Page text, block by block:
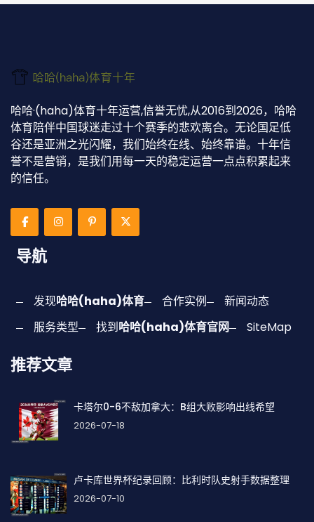
哈哈·(haha)体育十年运营,信誉无忧,从2016到2026，哈哈
体育陪伴中国球迷走过十个赛季的悲欢离合。无论国足低
谷还是亚洲之光闪耀，我们始终在线、始终靠谱。十年信
誉不是营销，是我们用每一天的稳定运营一点点积累起来
的信任。
导航
发现哈哈(haha)体育 合作实例
新闻动态
服务类型
找到哈哈(haha)体育官网 SiteMap
推荐文章
卡塔尔0-6不敌加拿大：B组大败影响出线希望
2026-07-18
卢卡库世界杯纪录回顾：比利时队史射手数据整理
2026-07-10